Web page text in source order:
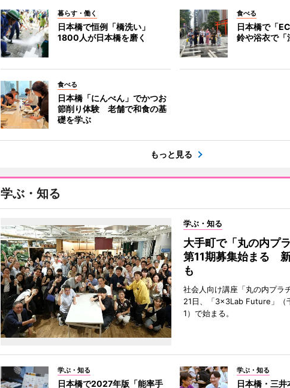
暮らす・働く
日本橋で恒例「橋洗い」
1800人が日本橋を磨く
食べる
日本橋で「
鈴や浴衣で「
食べる
日本橋「にんべん」でかつお
節削り体験 老舗で和食の基
礎を学ぶ
もっと見る
学ぶ・知る
学ぶ・知る
大手町で「丸の内プ
第11期募集始まる
も
社会人向け講座「丸の内プラ
21日、「3×3Lab Future」（
1）で始まる。
学ぶ・知る
日本橋で2027年版「能率手
学ぶ・知る
日本橋・三